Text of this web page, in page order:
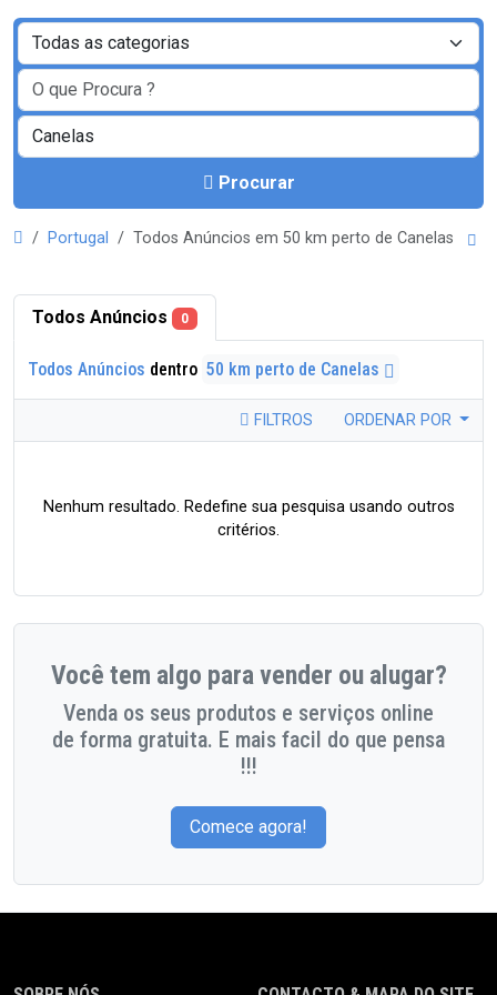
Procurar
Portugal Todos Anúncios em 50 km perto de Canelas
Todos Anúncios 0
Todos Anúncios dentro 50 km perto de Canelas
FILTROS ORDENAR POR
Nenhum resultado. Redefine sua pesquisa usando outros
critérios.
Você tem algo para vender ou alugar?
Venda os seus produtos e serviços online
de forma gratuita. E mais facil do que pensa
!!!
Comece agora!